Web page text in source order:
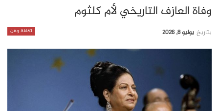
وفاة العازف التاريخي لأم كلثوم
ثقافة وفن بتاريخ يوليو 8, 2026